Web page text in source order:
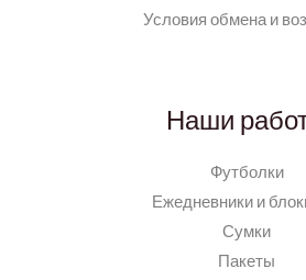
Условия обмена и
Наши
Футболки
Ежедневники и
Сумки
Пакеты